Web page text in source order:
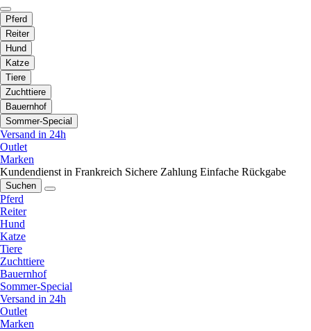
Pferd
Reiter
Hund
Katze
Tiere
Zuchttiere
Bauernhof
Sommer-Special
Versand in 24h
Outlet
Marken
Kundendienst in Frankreich Sichere Zahlung Einfache Rückgabe
Suchen
Pferd
Reiter
Hund
Katze
Tiere
Zuchttiere
Bauernhof
Sommer-Special
Versand in 24h
Outlet
Marken